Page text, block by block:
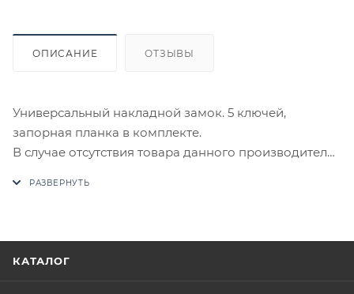
ОПИСАНИЕ ОТЗЫВЫ
Универсальный накладной замок. 5 ключей,
запорная планка в комплекте.
В случае отсутствия товара данного производителя
КАТАЛОГ